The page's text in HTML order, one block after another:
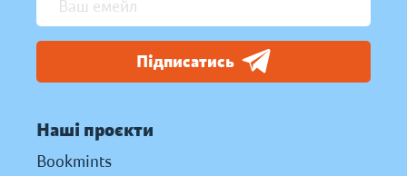
Підписатись
Наші проєкти
Bookmints